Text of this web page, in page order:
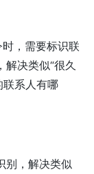
，需要标识联
解决类似“很久
联系人有哪
别，解决类似